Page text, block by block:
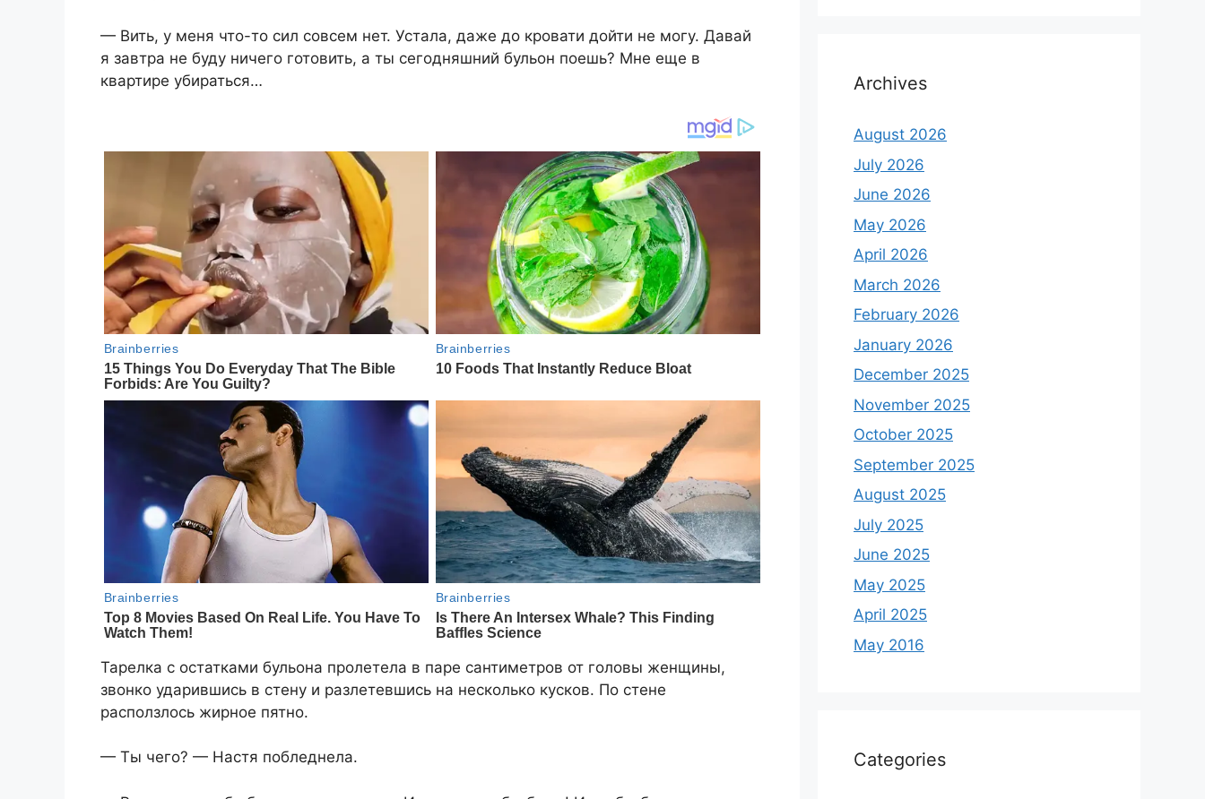
— Вить, у меня что-то сил совсем нет. Устала, даже до кровати дойти не могу. Давай
я завтра не буду ничего готовить, а ты сегодняшний бульон поешь? Мне еще в
квартире убираться…
Тарелка с остатками бульона пролетела в паре сантиметров от головы женщины,
звонко ударившись в стену и разлетевшись на несколько кусков. По стене
расползлось жирное пятно.
— Ты чего? — Настя побледнела.
Archives
August 2026
July 2026
June 2026
May 2026
April 2026
March 2026
February 2026
January 2026
December 2025
November 2025
October 2025
September 2025
August 2025
July 2025
June 2025
May 2025
April 2025
May 2016
Categories